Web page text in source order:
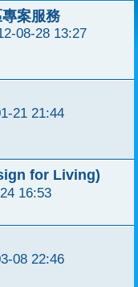
案服務
08-28 13:27
21 21:44
for Living)
16:53
08 22:46